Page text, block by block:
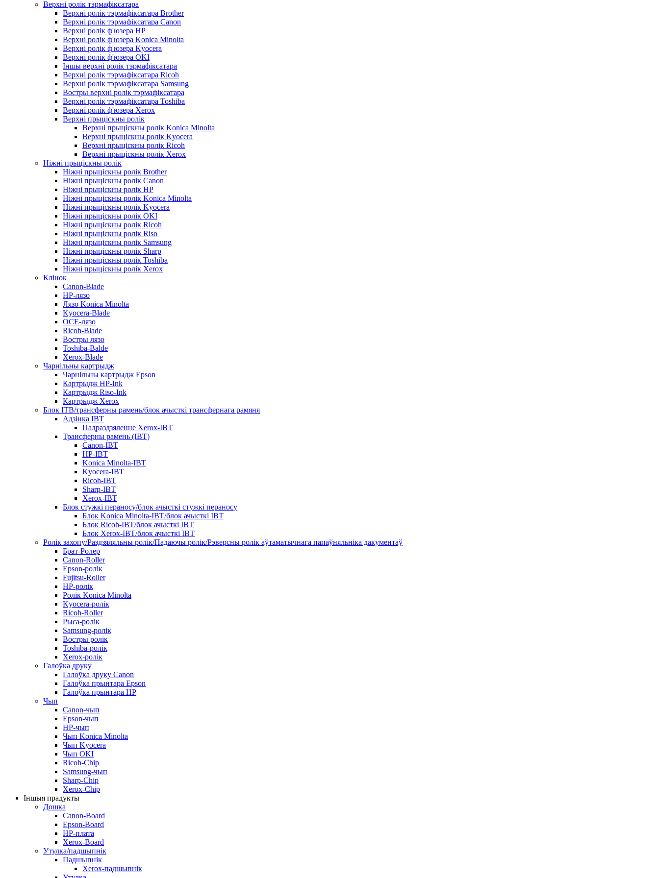
Верхні ролік тэрмафіксатара
Верхні ролік тэрмафіксатара Brother
Верхні ролік тэрмафіксатара Canon
Верхні ролік ф'юзера HP
Верхні ролік ф'юзера Konica Minolta
Верхні ролік ф'юзера Kyocera
Верхні ролік ф'юзера OKI
Іншы верхні ролік тэрмафіксатара
Верхні ролік тэрмафіксатара Ricoh
Верхні ролік тэрмафіксатара Samsung
Востры верхні ролік тэрмафіксатара
Верхні ролік тэрмафіксатара Toshiba
Верхні ролік ф'юзера Xerox
Верхні прыціскны ролік
Верхні прыціскны ролік Konica Minolta
Верхні прыціскны ролік Kyocera
Верхні прыціскны ролік Ricoh
Верхні прыціскны ролік Xerox
Ніжні прыціскны ролік
Ніжні прыціскны ролік Brother
Ніжні прыціскны ролік Canon
Ніжні прыціскны ролік HP
Ніжні прыціскны ролік Konica Minolta
Ніжні прыціскны ролік Kyocera
Ніжні прыціскны ролік OKI
Ніжні прыціскны ролік Ricoh
Ніжні прыціскны ролік Riso
Ніжні прыціскны ролік Samsung
Ніжні прыціскны ролік Sharp
Ніжні прыціскны ролік Toshiba
Ніжні прыціскны ролік Xerox
Клінок
Canon-Blade
HP-лязо
Лязо Konica Minolta
Kyocera-Blade
OCE-лязо
Ricoh-Blade
Востры лязо
Toshiba-Balde
Xerox-Blade
Чарнільны картрыдж
Чарнільны картрыдж Epson
Картрыдж HP-Ink
Картрыдж Riso-Ink
Картрыдж Xerox
Блок ITB/трансферны рамень/блок ачысткі трансфернага рамяня
Адзінка IBT
Падраздзяленне Xerox-IBT
Трансферны рамень (IBT)
Canon-IBT
HP-IBT
Konica Minolta-IBT
Kyocera-IBT
Ricoh-IBT
Sharp-IBT
Xerox-IBT
Блок стужкі пераносу/блок ачысткі стужкі пераносу
Блок Konica Minolta-IBT/блок ачысткі IBT
Блок Ricoh-IBT/блок ачысткі IBT
Блок Xerox-IBT/блок ачысткі IBT
Ролік захопу/Раздзяляльны ролік/Падаючы ролік/Рэверсны ролік аўтаматычнага папаўняльніка дакументаў
Брат-Ролер
Canon-Roller
Epson-ролік
Fujitsu-Roller
HP-ролік
Ролік Konica Minolta
Kyocera-ролік
Ricoh-Roller
Рыса-ролік
Samsung-ролік
Востры ролік
Toshiba-ролік
Xerox-ролік
Галоўка друку
Галоўка друку Canon
Галоўка прынтара Epson
Галоўка прынтара HP
Чып
Canon-чып
Epson-чып
HP-чып
Чып Konica Minolta
Чып Kyocera
Чып OKI
Ricoh-Chip
Samsung-чып
Sharp-Chip
Xerox-Chip
Іншыя прадукты
Дошка
Canon-Board
Epson-Board
HP-плата
Xerox-Board
Утулка/падшыпнік
Падшыпнік
Xerox-падшыпнік